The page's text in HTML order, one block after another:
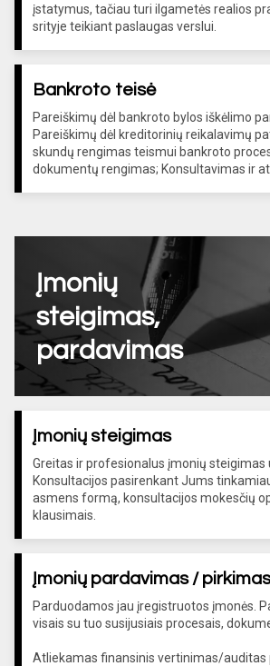
įstatymus, tačiau turi ilgametės realios
srityje teikiant paslaugas verslui.
Bankroto teisė
Pareiškimų dėl bankroto bylos iškėlimo
Pareiškimų dėl kreditorinių reikalavimų
skundų rengimas teismui bankroto
dokumentų rengimas; Konsultavimas ir
Įmonių
steigimas,
pardavimas
Įmonių steigimas
Greitas ir profesionalus įmonių steigimas
Konsultacijos pasirenkant Jums
asmens formą, konsultacijos mokesčių
klausimais.
Įmonių pardavimas / pirkimas
Parduodamos jau įregistruotos įmonės.
visais su tuo susijusiais procesais,
Atliekamas finansinis vertinimas/auditas